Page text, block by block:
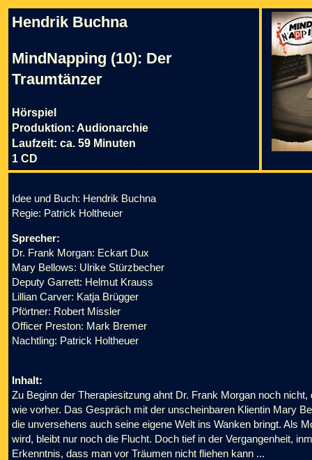
Hendrik Buchna
MindNapping (10): Der
Traumtänzer
Hörspiel
Produktion: Audionarchie
Laufzeit: ca. 59 Minuten
1 CD
Idee und Buch: Hendrik Buchna
Regie: Patrick Holtheuer
Sprecher:
Dr. Frank Morgan: Eckart Dux
Mary Bellows: Ulrike Stürzbecher
Deputy Garrett: Helmut Krauss
Lillian Carver: Katja Brügger
Pförtner: Robert Missler
Officer Preston: Mark Bremer
Nachtling: Patrick Holtheuer
Inhalt:
Zu Beginn der Therapiesitzung ahnt Dr. Frank Morgan noch
wie vorher. Das Gespräch mit der unscheinbaren Klientin Mary
die unversehens auch seine eigene Welt ins Wanken bringt. Als
wird, bleibt nur noch die Flucht. Doch tief in der Vergangenheit,
Erkenntnis, dass man vor Träumen nicht fliehen kann ...